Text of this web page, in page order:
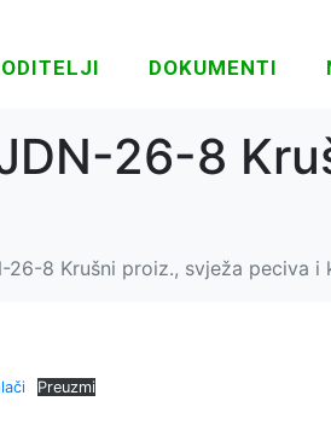
DOKUMENTI
26-8
26-8 Krušni proiz., svježa peciva i
Preuzmi